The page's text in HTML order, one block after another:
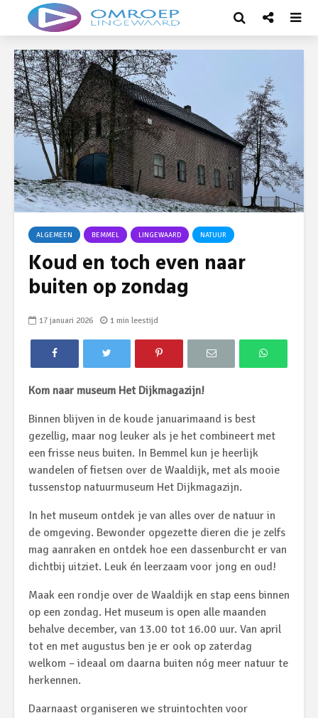
ALGEMEEN BEMMEL LINGEWAARD NATUUR
Koud en toch even naar
buiten op zondag
17 januari 2026 1 min leestijd
Kom naar museum Het Dijkmagazijn!
Binnen blijven in de koude januarimaand is best
gezellig, maar nog leuker als je het combineert met
een frisse neus buiten. In Bemmel kun je heerlijk
wandelen of fietsen over de Waaldijk, met als mooie
tussenstop natuurmuseum Het Dijkmagazijn.
In het museum ontdek je van alles over de natuur in
de omgeving. Bewonder opgezette dieren die je zelfs
mag aanraken en ontdek hoe een dassenburcht er van
dichtbij uitziet. Leuk én leerzaam voor jong en oud!
Maak een rondje over de Waaldijk en stap eens binnen
op een zondag. Het museum is open alle maanden
behalve december, van 13.00 tot 16.00 uur. Van april
tot en met augustus ben je er ook op zaterdag
welkom – ideaal om daarna buiten nóg meer natuur te
herkennen.
Daarnaast organiseren we struintochten voor